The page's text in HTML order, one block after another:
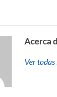
Acerca
Ver